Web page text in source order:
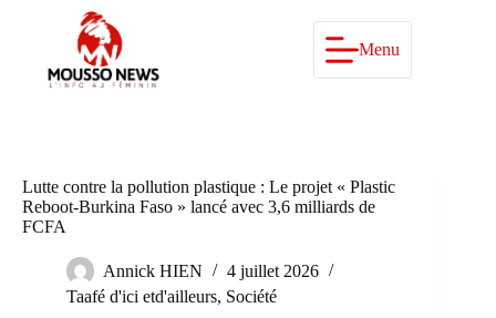
Menu
Lutte contre la pollution plastique : Le projet « Plastic
Reboot-Burkina Faso » lancé avec 3,6 milliards de
FCFA
Annick HIEN
4 juillet 2026
Taafé d'ici etd'ailleurs, Société